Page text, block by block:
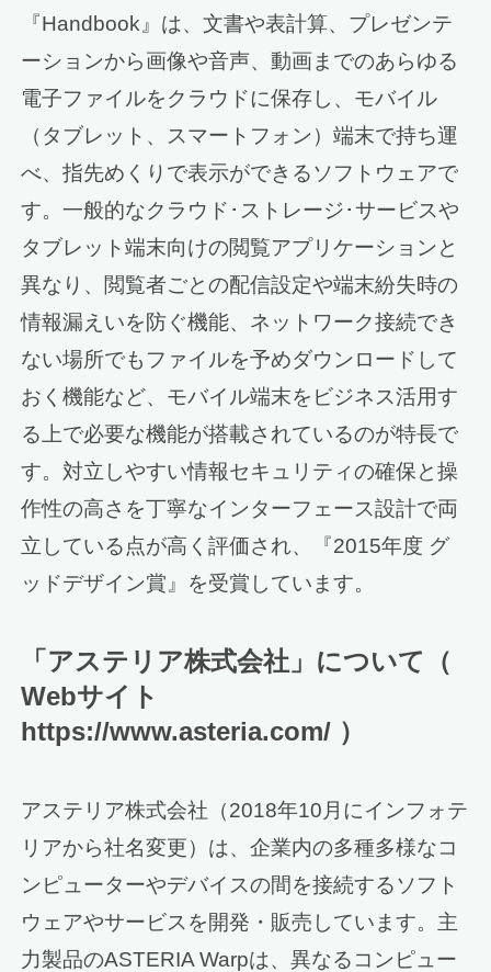
『Handbook』は、文書や表計算、プレゼンテ
ーションから画像や音声、動画までのあらゆる
電子ファイルをクラウドに保存し、モバイル
（タブレット、スマートフォン）端末で持ち運
べ、指先めくりで表示ができるソフトウェアで
す。一般的なクラウド･ストレージ･サービスや
タブレット端末向けの閲覧アプリケーションと
異なり、閲覧者ごとの配信設定や端末紛失時の
情報漏えいを防ぐ機能、ネットワーク接続でき
ない場所でもファイルを予めダウンロードして
おく機能など、モバイル端末をビジネス活用す
る上で必要な機能が搭載されているのが特長で
す。対立しやすい情報セキュリティの確保と操
作性の高さを丁寧なインターフェース設計で両
立している点が高く評価され、『2015年度 グ
ッドデザイン賞』を受賞しています。
「アステリア株式会社」について（
Webサイト
https://www.asteria.com/ ）
アステリア株式会社（2018年10月にインフォテ
リアから社名変更）は、企業内の多種多様なコ
ンピューターやデバイスの間を接続するソフト
ウェアやサービスを開発・販売しています。主
力製品のASTERIA Warpは、異なるコンピュー